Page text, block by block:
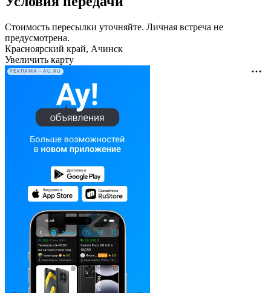
Стоимость пересылки уточняйте. Личная встреча не
предусмотрена.
Красноярский край, Ачинск
Увеличить карту
РЕКЛАМА • AU.RU